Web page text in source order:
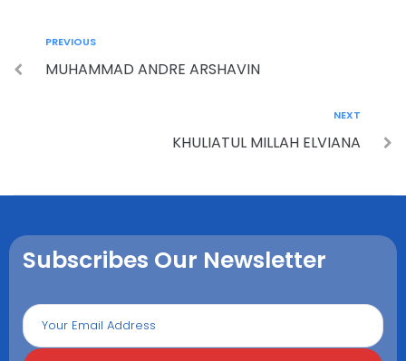
PREVIOUS
MUHAMMAD ANDRE ARSHAVIN
NEXT
KHULIATUL MILLAH ELVIANA
Subscribes Our Newsletter